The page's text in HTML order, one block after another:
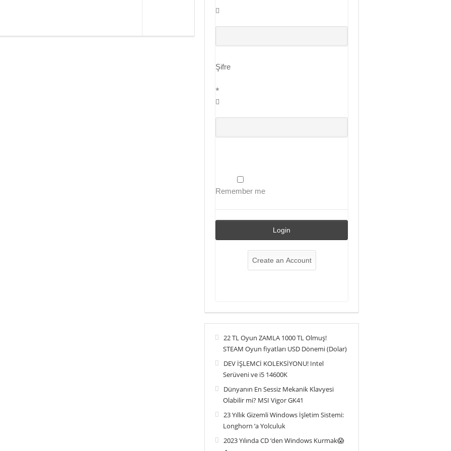
Şifre
*
Remember me
22 TL Oyun ZAMLA 1000 TL Olmuş!
STEAM Oyun fiyatları USD Dönemi (Dolar)
DEV İŞLEMCİ KOLEKSİYONU! Intel
Serüveni ve i5 14600K
Dünyanın En Sessiz Mekanik Klavyesi
Olabilir mi? MSI Vigor GK41
23 Yıllık Gizemli Windows İşletim Sistemi:
Longhorn ‘a Yolculuk
2023 Yılında CD ‘den Windows Kurmak😱